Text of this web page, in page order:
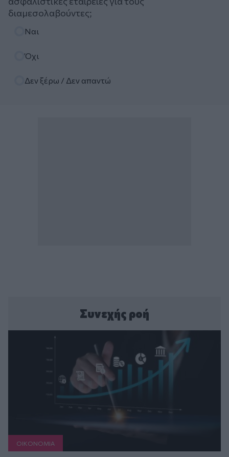
διαμεσολαβούντες;
Ναι
Όχι
Δεν ξέρω / Δεν απαντώ
Συνεχής ροή
ΟΙΚΟΝΟΜΙΑ